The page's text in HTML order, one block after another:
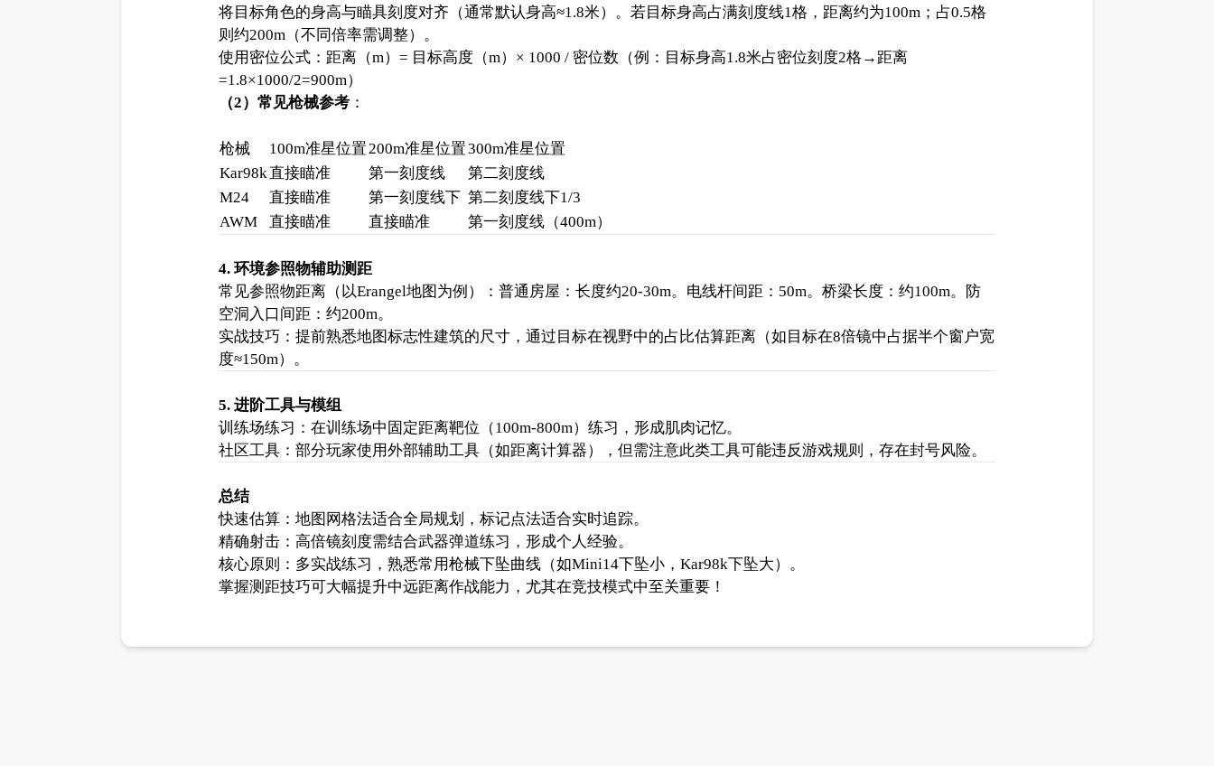
将目标角色的身高与瞄具刻度对齐（通常默认身高≈1.8米）。若目标身高占满刻度线1格，距离约为100m；占0.5格
则约200m（不同倍率需调整）。
使用密位公式：距离（m）= 目标高度（m）× 1000 / 密位数（例：目标身高1.8米占密位刻度2格→距离
=1.8×1000/2=900m）
（2）常见枪械参考：
枪械 100m准星位置200m准星位置300m准星位置
Kar98k直接瞄准 第一刻度线
第二刻度线
M24
直接瞄准 第一刻度线下 第二刻度线下1/3
AWM
直接瞄准 直接瞄准 第一刻度线（400m）
4. 环境参照物辅助测距
常见参照物距离（以Erangel地图为例）：普通房屋：长度约20-30m。电线杆间距：50m。桥梁长度：约100m。防
空洞入口间距：约200m。
实战技巧：提前熟悉地图标志性建筑的尺寸，通过目标在视野中的占比估算距离（如目标在8倍镜中占据半个窗户宽
度≈150m）。
5. 进阶工具与模组
训练场练习：在训练场中固定距离靶位（100m-800m）练习，形成肌肉记忆。
社区工具：部分玩家使用外部辅助工具（如距离计算器），但需注意此类工具可能违反游戏规则，存在封号风险。
总结
快速估算：地图网格法适合全局规划，标记点法适合实时追踪。
精确射击：高倍镜刻度需结合武器弹道练习，形成个人经验。
核心原则：多实战练习，熟悉常用枪械下坠曲线（如Mini14下坠小，Kar98k下坠大）。
掌握测距技巧可大幅提升中远距离作战能力，尤其在竞技模式中至关重要！